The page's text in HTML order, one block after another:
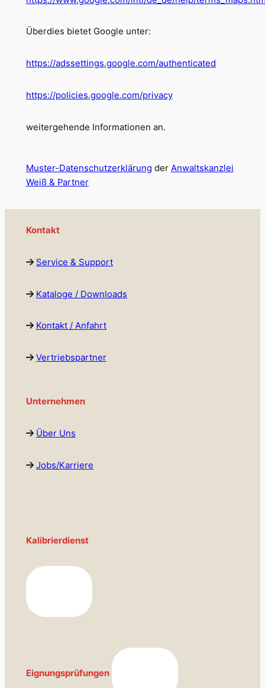
Überdies bietet Google unter:
https://adssettings.google.com/authenticated
https://policies.google.com/privacy
weitergehende Informationen an.
Muster-Datenschutzerklärung der Anwaltskanzlei
Weiß & Partner
Kontakt
Service & Support
Kataloge / Downloads
Kontakt / Anfahrt
Vertriebspartner
Unternehmen
Über Uns
Jobs/Karriere
Kalibrierdienst
Eignungsprüfungen